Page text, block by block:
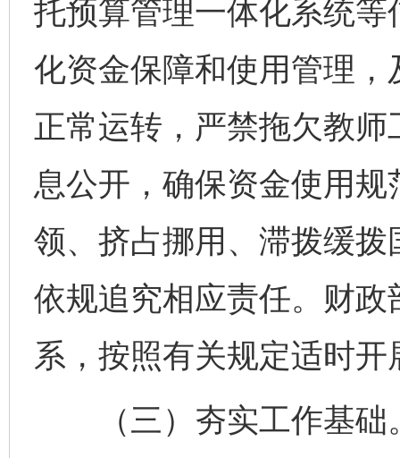
托预算管理一体化系统
化资金保障和使用管理
正常运转，严禁拖欠教
息公开，确保资金使用
领、挤占挪用、滞拨缓
依规追究相应责任。财
系，按照有关规定适时开
（三）夯实工作基础